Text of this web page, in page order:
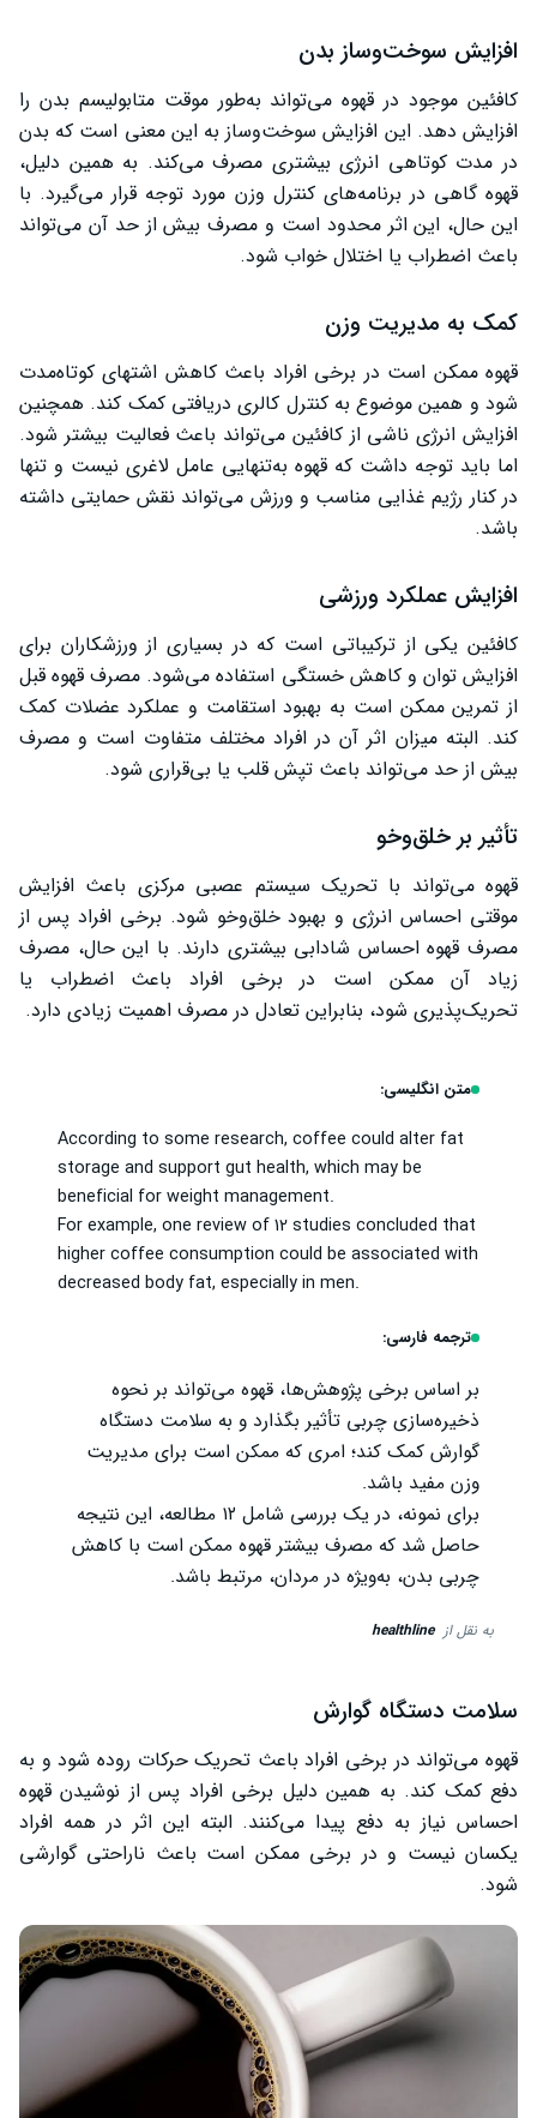
افزایش سوخت‌وساز بدن
کافئین موجود در قهوه می‌تواند به‌طور موقت متابولیسم بدن را
افزایش دهد. این افزایش سوخت‌وساز به این معنی است که بدن
در مدت کوتاهی انرژی بیشتری مصرف می‌کند. به همین دلیل،
قهوه گاهی در برنامه‌های کنترل وزن مورد توجه قرار می‌گیرد. با
این حال، این اثر محدود است و مصرف بیش از حد آن می‌تواند
باعث اضطراب یا اختلال خواب شود.
کمک به مدیریت وزن
قهوه ممکن است در برخی افراد باعث کاهش اشتهای کوتاه‌مدت
شود و همین موضوع به کنترل کالری دریافتی کمک کند. همچنین
افزایش انرژی ناشی از کافئین می‌تواند باعث فعالیت بیشتر شود.
اما باید توجه داشت که قهوه به‌تنهایی عامل لاغری نیست و تنها
در کنار رژیم غذایی مناسب و ورزش می‌تواند نقش حمایتی داشته
باشد.
افزایش عملکرد ورزشی
کافئین یکی از ترکیباتی است که در بسیاری از ورزشکاران برای
افزایش توان و کاهش خستگی استفاده می‌شود. مصرف قهوه قبل
از تمرین ممکن است به بهبود استقامت و عملکرد عضلات کمک
کند. البته میزان اثر آن در افراد مختلف متفاوت است و مصرف
بیش از حد می‌تواند باعث تپش قلب یا بی‌قراری شود.
تأثیر بر خلق‌وخو
قهوه می‌تواند با تحریک سیستم عصبی مرکزی باعث افزایش
موقتی احساس انرژی و بهبود خلق‌وخو شود. برخی افراد پس از
مصرف قهوه احساس شادابی بیشتری دارند. با این حال، مصرف
زیاد آن ممکن است در برخی افراد باعث اضطراب یا
تحریک‌پذیری شود، بنابراین تعادل در مصرف اهمیت زیادی دارد.
متن انگلیسی:
According to some research, coffee could alter fat
storage and support gut health, which may be
beneficial for weight management.
For example, one review of 12 studies concluded that
higher coffee consumption could be associated with
decreased body fat, especially in men.
ترجمه فارسی:
بر اساس برخی پژوهش‌ها، قهوه می‌تواند بر نحوه
ذخیره‌سازی چربی تأثیر بگذارد و به سلامت دستگاه
گوارش کمک کند؛ امری که ممکن است برای مدیریت
وزن مفید باشد.
برای نمونه، در یک بررسی شامل ۱۲ مطالعه، این نتیجه
حاصل شد که مصرف بیشتر قهوه ممکن است با کاهش
چربی بدن، به‌ویژه در مردان، مرتبط باشد.
به نقل از healthline
سلامت دستگاه گوارش
قهوه می‌تواند در برخی افراد باعث تحریک حرکات روده شود و به
دفع کمک کند. به همین دلیل برخی افراد پس از نوشیدن قهوه
احساس نیاز به دفع پیدا می‌کنند. البته این اثر در همه افراد
یکسان نیست و در برخی ممکن است باعث ناراحتی گوارشی
شود.